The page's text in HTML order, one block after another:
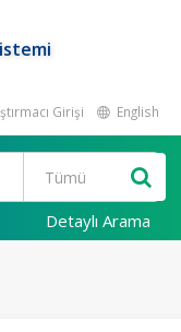
Girişi English
Detaylı Arama